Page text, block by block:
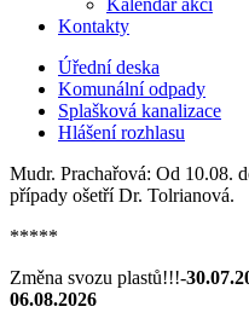
Kalendář akcí
Kontakty
Úřední deska
Komunální odpady
Splašková kanalizace
Hlášení rozhlasu
Mudr. Prachařová: Od 10.08.
případy ošetří Dr. Tolrianová.
*****
Změna svozu plastů!!!-
06.08.2026